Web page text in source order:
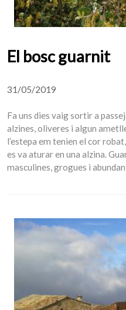
El bosc guarnit
31/05/2019
Fa uns dies vaig sortir a
alzines, oliveres i algun
l’estepa em tenien el cor
es va aturar en una alzina.
masculines, grogues i